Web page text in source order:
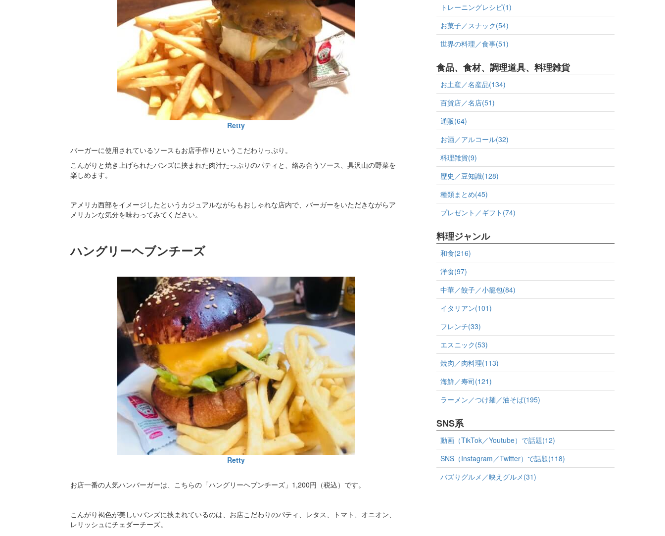
Retty
バーガーに使用されているソースもお店手作りというこだわりっぷり。
こんがりと焼き上げられたバンズに挟まれた肉汁たっぷりのパティと、絡み合うソース、具沢山の野菜を
楽しめます。
アメリカ西部をイメージしたというカジュアルながらもおしゃれな店内で、バーガーをいただきながらア
メリカンな気分を味わってみてください。
ハングリーヘブンチーズ
Retty
お店一番の人気ハンバーガーは、こちらの「ハングリーヘブンチーズ」1,200円（税込）です。
こんがり褐色が美しいバンズに挟まれているのは、お店こだわりのパティ、レタス、トマト、オニオン、
レリッシュにチェダーチーズ。
トレーニングレシピ(1)
お菓子／スナック(54)
世界の料理／食事(51)
食品、食材、調理道具、料理雑貨
お土産／名産品(134)
百貨店／名店(51)
通販(64)
お酒／アルコール(32)
料理雑貨(9)
歴史／豆知識(128)
種類まとめ(45)
プレゼント／ギフト(74)
料理ジャンル
和食(216)
洋食(97)
中華／餃子／小籠包(84)
イタリアン(101)
フレンチ(33)
エスニック(53)
焼肉／肉料理(113)
海鮮／寿司(121)
ラーメン／つけ麺／油そば(195)
SNS系
動画（TikTok／Youtube）で話題(12)
SNS（Instagram／Twitter）で話題(118)
バズりグルメ／映えグルメ(31)